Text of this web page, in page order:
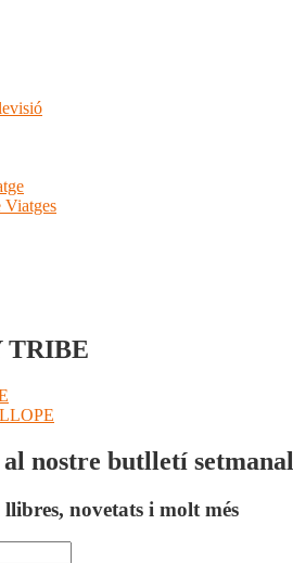
Viatges
TRIBE
nostre butlletí setmanal
llibres, novetats i molt més